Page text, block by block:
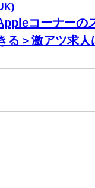
コーナーの
る＞激アツ求人